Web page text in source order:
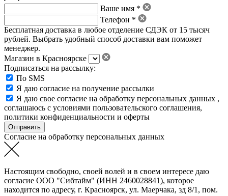
Ваше имя *
Телефон *
Бесплатная доставка в любое отделение СДЭК от 15 тысяч
рублей. Выбрать удобный способ доставки вам поможет
менеджер.
Магазин в Красноярске
Подписаться на рассылку:
По SMS
Я даю согласие на получение рассылки
Я даю свое согласие на обработку персональных данных ,
соглашаюсь с условиями пользовательского соглашения,
политики конфиденциальности и оферты
Согласие на обработку персональных данных
Настоящим свободно, своей волей и в своем интересе даю
согласие ООО "Сибтайм" (ИНН 2460028841), которое
находится по адресу, г. Красноярск, ул. Маерчака, зд 8/1, пом.